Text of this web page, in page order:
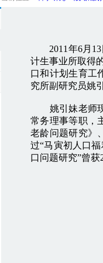
2011年6月13
计生事业所取得
口和计划生育工
究所副研究员姚
姚引妹老师
常务理事等职，
老龄问题研究》
过“马寅初人口
口问题研究”曾获